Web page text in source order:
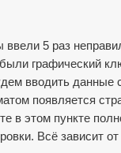
ввели 5 раз
графический
вводить
появляется
в этом пункте
Всё зависит от